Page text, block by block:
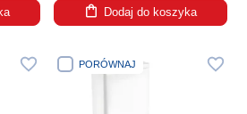
Dodaj do koszyka
PORÓWNAJ